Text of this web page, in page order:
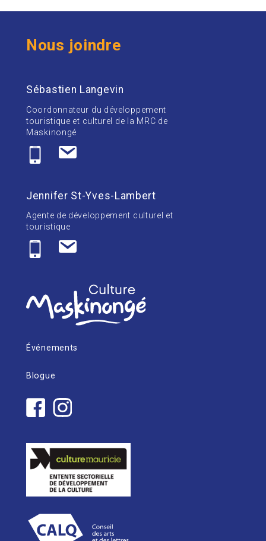
Nous joindre
Sébastien Langevin
Coordonnateur du développement
touristique et culturel de la MRC de
Maskinongé
Jennifer St-Yves-Lambert
Agente de développement culturel et
touristique
Événements
Blogue